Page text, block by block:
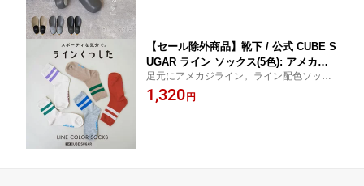
【セール除外商品】靴下 / 公式 CUBE S
UGAR ライン ソックス(5色): アメカジ
レディース 靴下 くつ下 ソックス ライ
ン入り 二本線 スポーティ 配色 ギフト
足元にアメカジライン。ライン配色ソック
ス レディース 靴下 クルーソックス ライン
ソックス 配色 ソックス ロゴプリント バイ
1,320 円